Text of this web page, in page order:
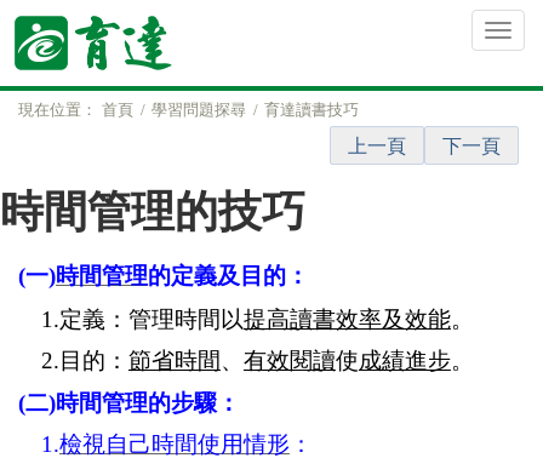
現在位置： 首頁 學習問題探尋 育達讀書技巧
上一頁 下一頁
時間管理的技巧
(一)時間管理的定義及目的：
1.定義：管理時間以提高讀書效率及效能。
2. 目的： 節省時間、 有效閱讀使成績進步。
(二)時間管理的步驟：
1.檢視自己時間使用情形 ：